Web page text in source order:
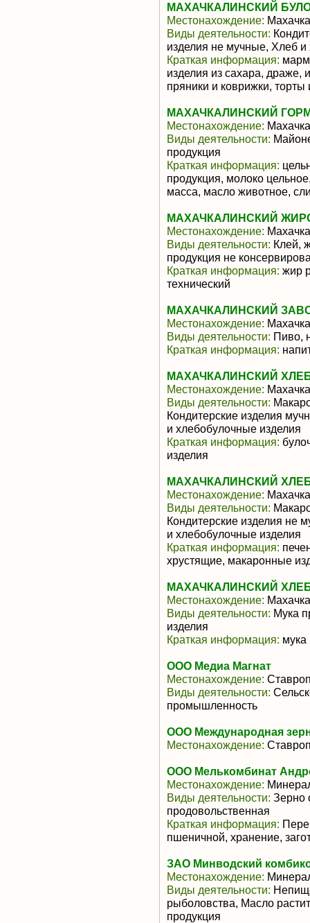
МАХАЧКАЛИНСКИЙ
Местонахождение:
Виды деятельности:
изделия не мучные, Хлеб
Краткая информация:
изделия из сахара, драже,
пряники и коврижки,
МАХАЧКАЛИНСКИЙ
Местонахождение:
Виды деятельности:
продукция
Краткая информация:
продукция, молоко
масса, масло животное,
МАХАЧКАЛИНСКИЙ
Местонахождение:
Виды деятельности: Клей,
продукция не
Краткая информация: жир
технический
МАХАЧКАЛИНСКИЙ
Местонахождение:
Виды деятельности: Пиво,
Краткая информация:
МАХАЧКАЛИНСКИЙ
Местонахождение:
Виды деятельности:
Кондитерские изделия
и хлебобулочные изделия
Краткая информация:
изделия
МАХАЧКАЛИНСКИЙ
Местонахождение:
Виды деятельности:
Кондитерские изделия не
и хлебобулочные изделия
Краткая информация:
хрустящие, макаронные
МАХАЧКАЛИНСКИЙ
Местонахождение:
Виды деятельности: Мука
изделия
Краткая информация:
ООО Медиа Магнат
Местонахождение:
Виды деятельности:
промышленность
ООО Международная
Местонахождение:
ООО Мелькомбинат
Местонахождение:
Виды деятельности: Зерно
продовольственная
Краткая информация:
пшеничной, хранение,
ЗАО Минводский
Местонахождение:
Виды деятельности:
рыболовства, Масло
продукция